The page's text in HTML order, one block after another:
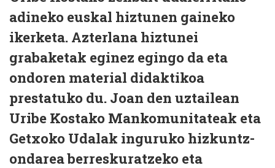
adineko euskal hiztunen gaineko
ikerketa. Azterlana hiztunei
grabaketak eginez egingo da eta
ondoren material didaktikoa
prestatuko du. Joan den uztailean
Uribe Kostako Mankomunitateak eta
Getxoko Udalak inguruko hizkuntz-
ondarea berreskuratzeko eta